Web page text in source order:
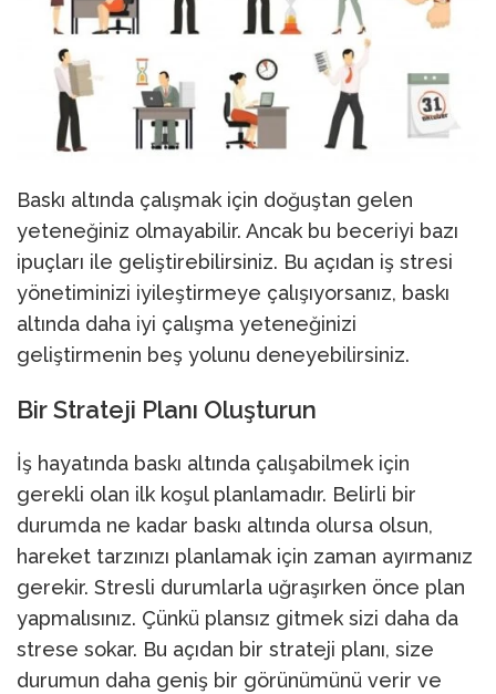
Baskı altında çalışmak için doğuştan gelen
yeteneğiniz olmayabilir. Ancak bu beceriyi bazı
ipuçları ile geliştirebilirsiniz. Bu açıdan iş stresi
yönetiminizi iyileştirmeye çalışıyorsanız, baskı
altında daha iyi çalışma yeteneğinizi
geliştirmenin beş yolunu deneyebilirsiniz.
Bir Strateji Planı Oluşturun
İş hayatında baskı altında çalışabilmek için
gerekli olan ilk koşul planlamadır. Belirli bir
durumda ne kadar baskı altında olursa olsun,
hareket tarzınızı planlamak için zaman ayırmanız
gerekir. Stresli durumlarla uğraşırken önce plan
yapmalısınız. Çünkü plansız gitmek sizi daha da
strese sokar. Bu açıdan bir strateji planı, size
durumun daha geniş bir görünümünü verir ve